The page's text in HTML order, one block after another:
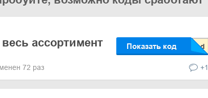
ассортимент Показать код
72 раз +1